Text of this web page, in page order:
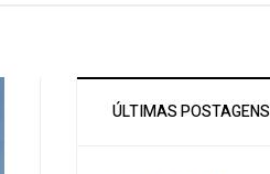
ÚLTIMAS POSTAGENS